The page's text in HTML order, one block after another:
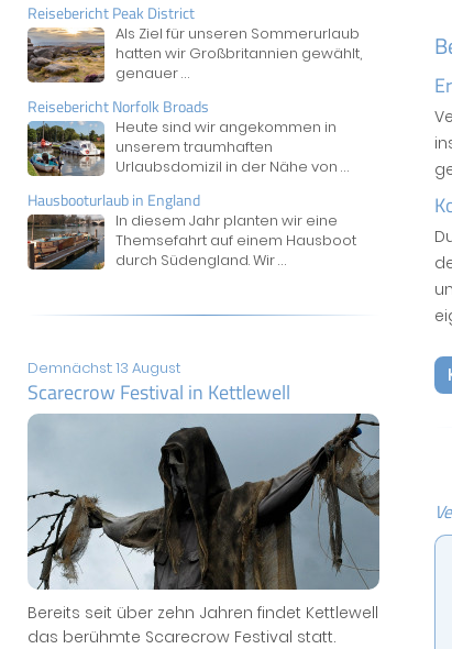
Reisebericht Peak District
Als Ziel für unseren Sommerurlaub
hatten wir Großbritannien gewählt,
genauer...
Reisebericht Norfolk Broads
Heute sind wir angekommen in
unserem traumhaften
Urlaubsdomizil in der Nähe von ...
Hausbooturlaub in England
In diesem Jahr planten wir eine
Themsefahrt auf einem Hausboot
durch Südengland. Wir...
Demnächst: 13 August
Scarecrow Festival in Kettlewell
Bereits seit über zehn Jahren findet Kettlewell
das berühmte Scarecrow Festival statt.